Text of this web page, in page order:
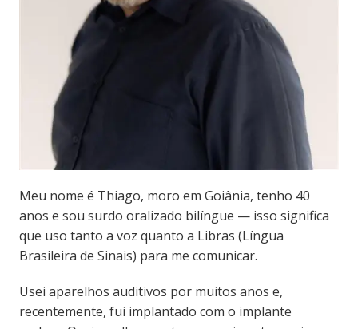
Meu nome é Thiago, moro em Goiânia, tenho 40
anos e sou surdo oralizado bilíngue — isso significa
que uso tanto a voz quanto a Libras (Língua
Brasileira de Sinais) para me comunicar.
Usei aparelhos auditivos por muitos anos e,
recentemente, fui implantado com o implante